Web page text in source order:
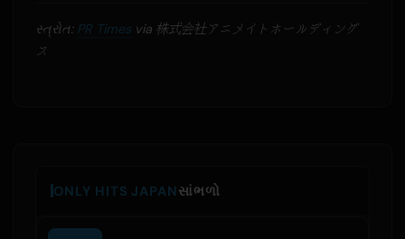
સ્ત્રોત: PR Timesvia 株式会社アニメイトホールディング
ス
ONLY HITS JAPANસાંભળો